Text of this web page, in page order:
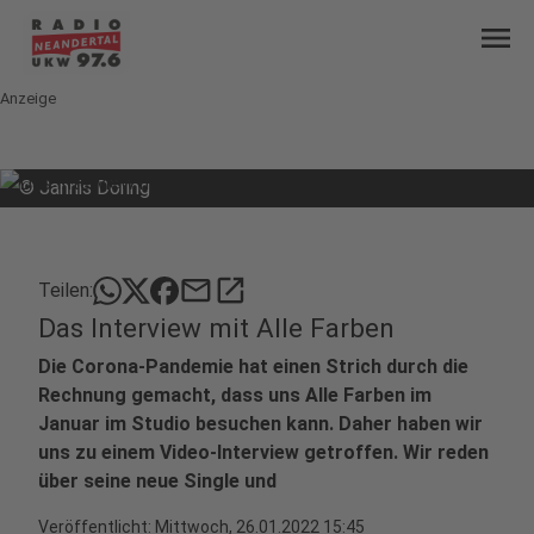
menu
Anzeige
© Jannis Döring
Teilen: mailopen_in_new
Das Interview mit Alle Farben
Die Corona-Pandemie hat einen Strich durch die
Rechnung gemacht, dass uns Alle Farben im
Januar im Studio besuchen kann. Daher haben wir
uns zu einem Video-Interview getroffen. Wir reden
über seine neue Single und
Veröffentlicht: Mittwoch, 26.01.2022 15:45